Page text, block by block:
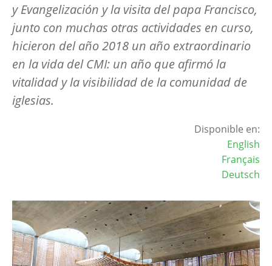
y Evangelización y la visita del papa Francisco,
junto con muchas otras actividades en curso,
hicieron del año 2018 un año extraordinario
en la vida del CMI: un año que afirmó la
vitalidad y la visibilidad de la comunidad de
iglesias.
Disponible en:
English
Français
Deutsch
Image